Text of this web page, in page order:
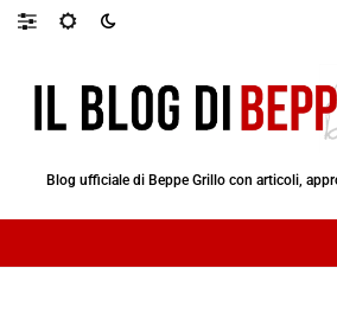
Blog ufficiale di Beppe Grillo con articoli,